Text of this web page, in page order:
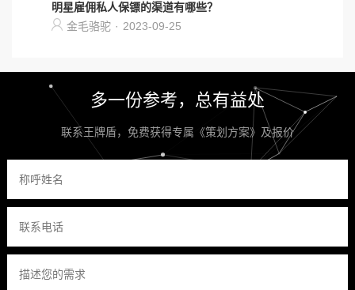
明星雇佣私人保镖的渠道有哪些？
金毛骆驼 · 2023-09-25
多一份参考，总有益处
联系王牌盾，免费获得专属《策划方案》及报价